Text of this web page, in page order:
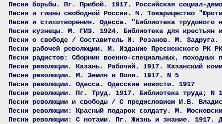
Песни борьбы. Пг. Прибой. 1917. Российская социал-
Песни и гимны свободной России. М. Товарищество
Песни и стихотворения. Одесса. "Библиотека
Песни кузнецы. М. ГИЗ. 1924. Библиотека для крестьян
Песни о свободе / Составитель И. Розанов. М. Задруга.
Песни рабочей революции. М. Издание Пресненского РК
Песни радистов: Сборник военно-специальных,
Песни революции. Казань. Рабочий. 1917. Казанский
Песни революции. М. Земля и Воля. 1917. N 5
Песни революции. Одесса. Одесские новости. 1917
Песни революции. Пг. Труд. 1917. Библиотека труда; N 1
Песни революции и свободы / С предисловием И.В.
Песни революции: Красный подарок солдату. М.
Песни революции: С нотами. Пг. Жизнь и знание. 1917.